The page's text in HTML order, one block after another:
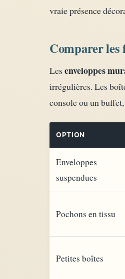
vraie présence
Comparer les
Lesenveloppes
irrégulières. Les
console ou un
OPTION
Enveloppes
suspendues
Pochons en tissu
Petites boîtes